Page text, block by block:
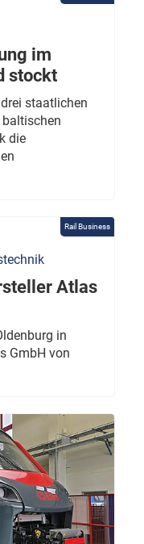
im
stockt
staatlichen
baltischen
die
Rail Business
Atlas
in
GmbH von